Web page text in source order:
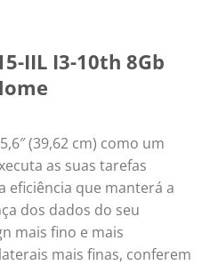
IIL I3-10th 8Gb
(39,62 cm) como um
as suas tarefas
eficiência que manterá a
dos dados do seu
mais fino e mais
mais finas, conferem